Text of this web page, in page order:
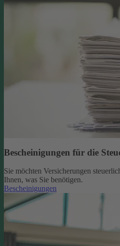
Bescheinigungen für die
Sie möchten Versicherungen
Ihnen, was Sie benötigen.
Bescheinigungen